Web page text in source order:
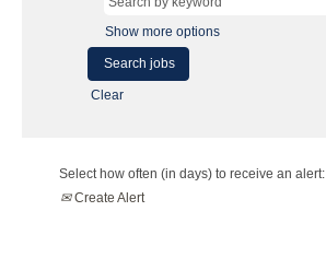
Show more options
Clear
Select how often (in days) to receive an alert:
Create Alert